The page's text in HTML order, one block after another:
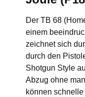
Der TB 68
einem
zeichnet sich
durch den
Shotgun Style
Abzug ohne
können